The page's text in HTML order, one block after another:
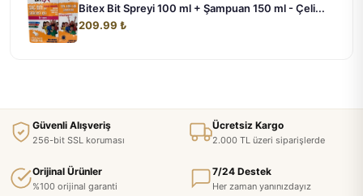
Bitex Bit Spreyi 100 ml + Şampuan 150 ml - Çeli...
209.99 ₺
Güvenli Alışveriş
256-bit SSL koruması
Ücretsiz Kargo
2.000 TL üzeri siparişlerde
Orijinal Ürünler
%100 orijinal garanti
7/24 Destek
Her zaman yanınızdayız